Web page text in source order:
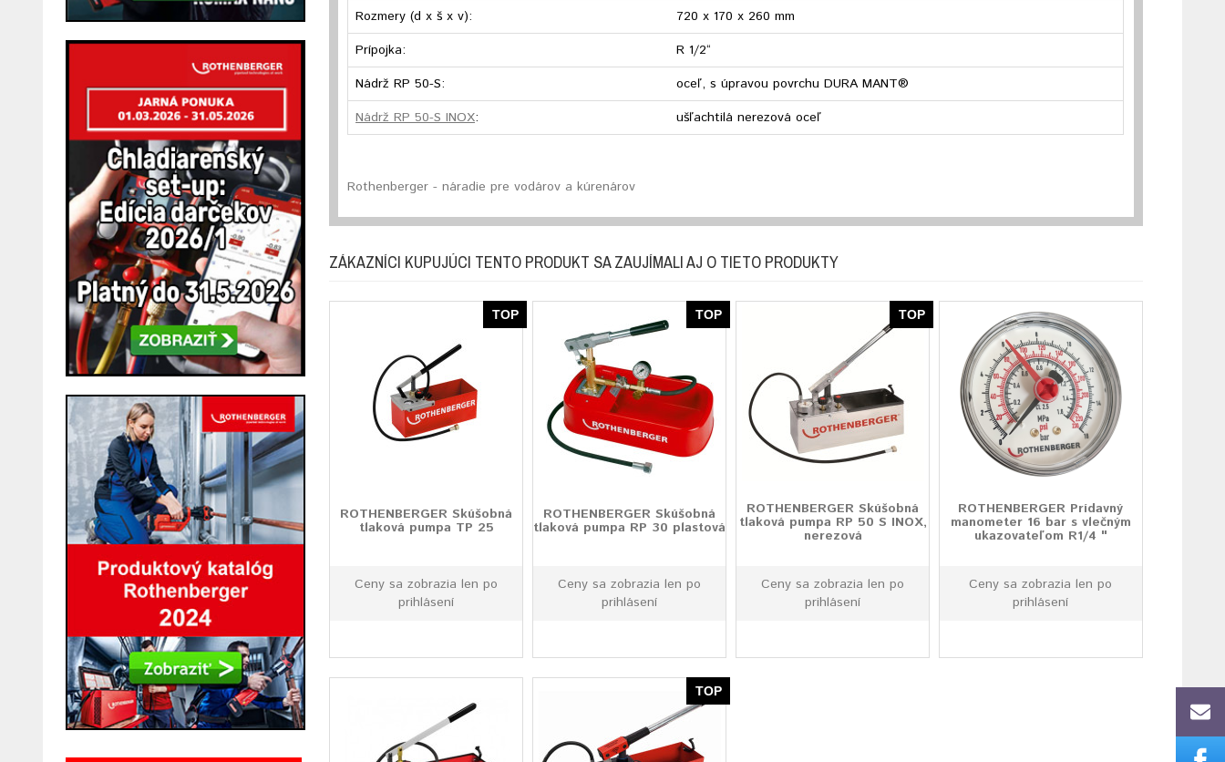
Rozmery (d x š x v):
720 x 170 x 260 mm
Prípojka:
R 1/2“
Nádrž RP 50-S:
oceľ, s úpravou povrchu DURA MANT®
Nádrž RP 50-S INOX: ušľachtilá nerezová oceľ
Rothenberger - náradie pre vodárov a kúrenárov
ZÁKAZNÍCI KUPUJÚCI TENTO PRODUKT SA ZAUJÍMALI AJ O TIETO PRODUKTY
TOP
ROTHENBERGER Skúšobná
tlaková pumpa TP 25
Ceny sa zobrazia len po
prihlásení
TOP
ROTHENBERGER Skúšobná
tlaková pumpa RP 30 plastová
Ceny sa zobrazia len po
prihlásení
TOP
ROTHENBERGER Skúšobná
tlaková pumpa RP 50 S INOX,
nerezová
Ceny sa zobrazia len po
prihlásení
ROTHENBERGER Prídavný
manometer 16 bar s vlečným
ukazovateľom R1/4 "
Ceny sa zobrazia len po
prihlásení
TOP